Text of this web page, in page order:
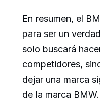
En resumen, el
para ser un
solo buscará
competidores,
dejar una marca
de la marca